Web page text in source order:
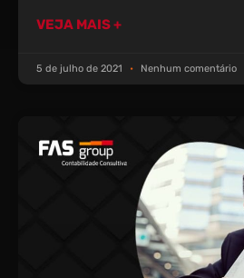
VEJA MAIS +
5 de julho de 2021 Nenhum comentário